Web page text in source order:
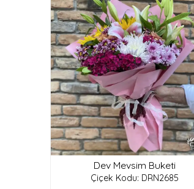
Dev Mevsim Buketi
Çiçek Kodu: DRN2685